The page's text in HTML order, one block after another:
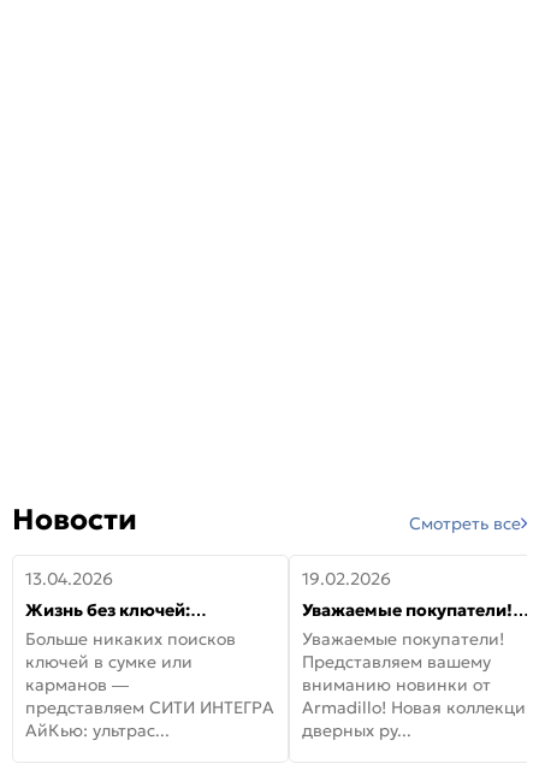
Новости Смотреть все
13.04.2026
Жизнь без ключей:
встречайте новую дверь
СИТИ ИНТЕГРА АйКью!
Больше никаких поисков
ключей в сумке или
карманов —
представляем СИТИ ИНТЕГРА
АйКью: ультрас...
19.02.2026
Уважаемые покупатели!
Представляем вашему
вниманию новинки от
Armadillo!
Уважаемые покупатели!
Представляем вашему
вниманию новинки от
Armadillo! Новая коллекция
дверных ру...